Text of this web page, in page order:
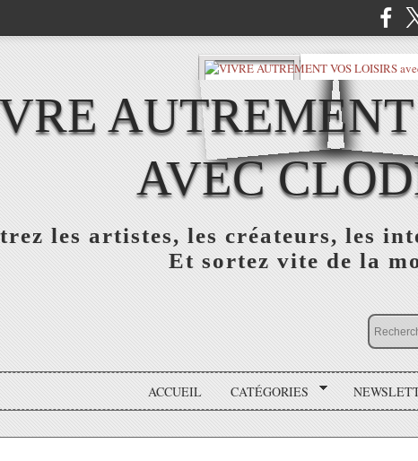
AVEC
les artistes, les créateurs, les
Et sortez vite de la
ACCUEIL CATÉGORIES